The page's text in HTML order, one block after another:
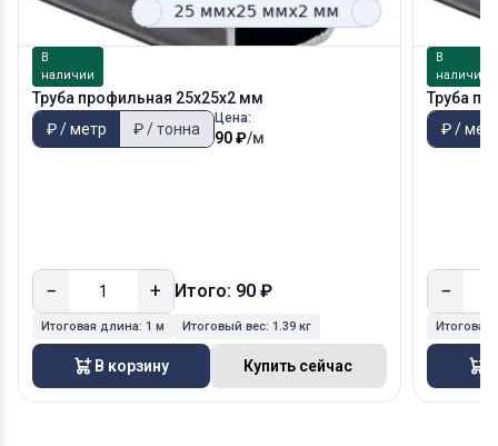
В
наличии
Труба профильная 25х25х2 мм
₽ / метр
₽ / тонна
Цена:
90 ₽/м
− + Итого: 90 ₽
Итоговая длина: 1 м Итоговый вес: 1.39 кг
В корзину Купить сейчас
В
наличии
Труба
₽ /
−